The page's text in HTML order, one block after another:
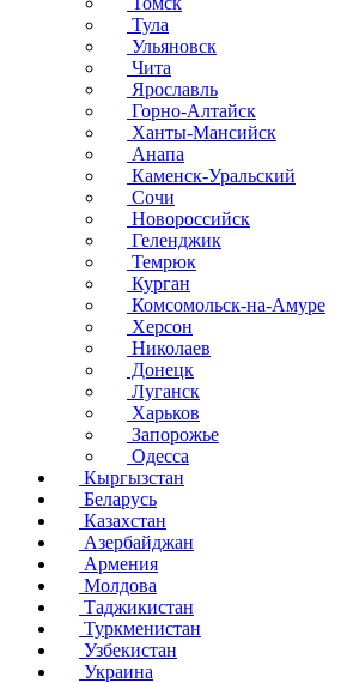
Тула
Ульяновск
Чита
Ярославль
Горно-Алтайск
Ханты-Мансийск
Анапа
Каменск-Уральский
Сочи
Новороссийск
Геленджик
Темрюк
Курган
Комсомольск-на-Амуре
Херсон
Николаев
Донецк
Луганск
Харьков
Запорожье
Одесса
Кыргызстан
Беларусь
Казахстан
Азербайджан
Армения
Молдова
Таджикистан
Туркменистан
Узбекистан
Украина